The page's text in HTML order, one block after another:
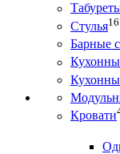
Стулья
Барные
Кровати